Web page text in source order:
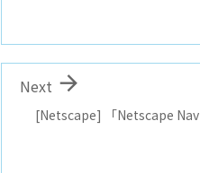
[Netscape] 「Netscape

Next